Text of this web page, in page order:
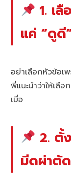
1. เ
แค่ “ดูดี
อย่าเลือกหัวข้อเ
พี่แนะนำว่าให้เลื
เบื่อ
2. ตั้
มีดผ่าตัด